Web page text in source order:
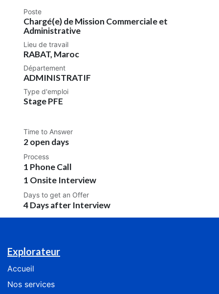
Poste
Chargé(e) de Mission Commerciale et
Administrative
Lieu de travail
RABAT, Maroc
Département
ADMINISTRATIF
Type d'emploi
Stage PFE
Time to Answer
2 open days
Process
1 Phone Call
1 Onsite Interview
Days to get an Offer
4 Days after Interview
Explorateur
Accueil
Nos services